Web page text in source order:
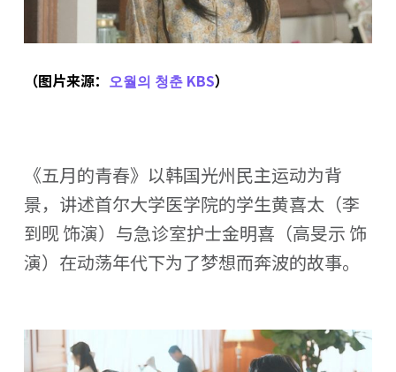
（图片来源： 오월의 청춘 KBS）
《五月的青春》以韩国光州民主运动为背
景，讲述首尔大学医学院的学生黄喜太（李
到𬀪 饰演）与急诊室护士金明喜（高旻示 饰
演）在动荡年代下为了梦想而奔波的故事。